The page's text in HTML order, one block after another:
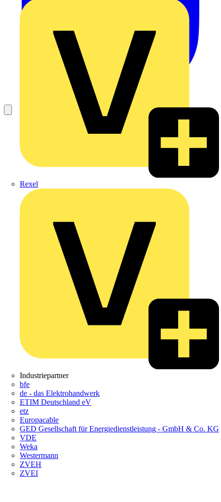
Rexel
Industriepartner
bfe
de - das Elektrohandwerk
ETIM Deutschland eV
etz
Europacable
GED Gesellschaft für Energiedienstleistung - GmbH & Co. KG
VDE
Weka
Westermann
ZVEH
ZVEI